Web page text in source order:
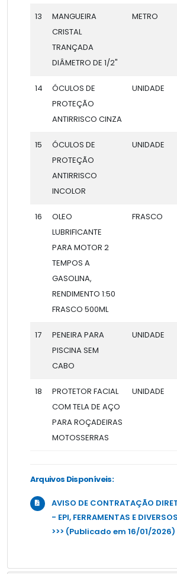
13
MANGUEIRA
CRISTAL
TRANÇADA
DIÂMETRO DE 1/2"
METRO
14
ÓCULOS DE
PROTEÇÃO
ANTIRRISCO CINZA
UNIDADE
15
ÓCULOS DE
PROTEÇÃO
ANTIRRISCO
INCOLOR
UNIDADE
16
OLEO
LUBRIFICANTE
PARA MOTOR 2
TEMPOS A
GASOLINA,
RENDIMENTO 1:50
FRASCO 500ML
FRASCO
17
PENEIRA PARA
PISCINA SEM
CABO
UNIDADE
18
PROTETOR FACIAL
COM TELA DE AÇO
PARA ROÇADEIRAS
MOTOSSERRAS
UNIDADE
Arquivos Disponíveis:
AVISO DE CONTRATAÇÃO
- EPI, FERRAMENTAS E
>>> (Publicado em 16/01/2026)